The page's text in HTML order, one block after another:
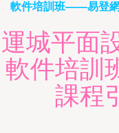
軟件培訓班——易登
運城平面
軟件培
課程